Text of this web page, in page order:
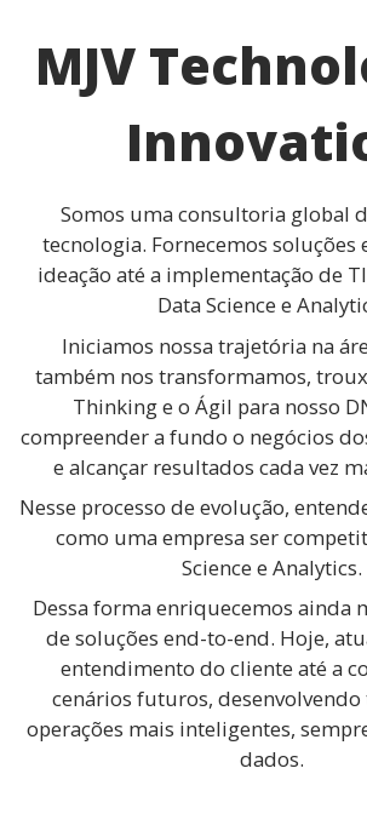
MJV
Somos uma consultoria global
tecnologia. Fornecemos soluções
ideação até a implementação de
Data Science e
Iniciamos nossa trajetória na
também nos transformamos,
Thinking e o Ágil para nosso
compreender a fundo o negócios
e alcançar resultados cada vez
Nesse processo de evolução,
como uma empresa ser
Science e Analytics.
Dessa forma enriquecemos ainda
de soluções end-to-end. Hoje,
entendimento do cliente até a
cenários futuros, desenvolvendo
operações mais inteligentes,
dados.